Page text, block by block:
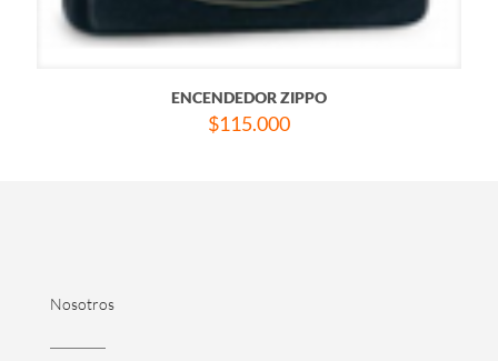
ENCENDEDOR ZIPPO
$115.000
Nosotros